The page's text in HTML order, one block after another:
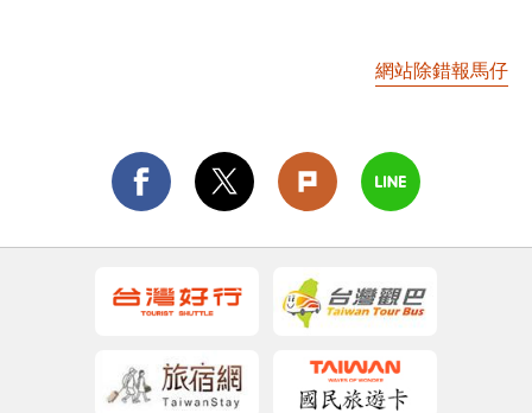
網站除錯報馬仔